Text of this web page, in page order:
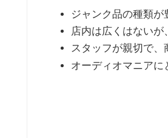
ジャンク品の種類
店内は広くはない
スタッフが親切で、
オーディオマニア